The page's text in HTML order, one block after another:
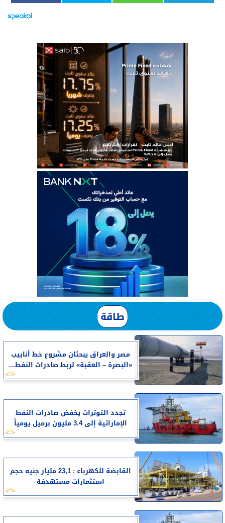
طاقة
مصر والعراق يبحثان مشروع خط أنابيب
«البصرة – العقبة» لربط صادرات النفط...
تجدد التوترات يخفض صادرات النفط
الإماراتية إلى 3.4 مليون برميل يومياً
القابضة للكهرباء : 23,1 مليار جنيه حجم
استثمارات مستهدفة